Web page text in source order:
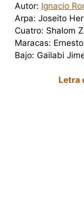
Autor: Ignacio
Arpa: Joseito
Cuatro: Shalom
Maracas:
Bajo: Gailabi
Letra